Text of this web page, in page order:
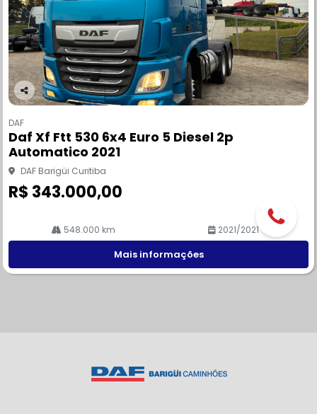
Co
pa
rtil
he
DAF
Daf Xf Ftt 530 6x4 Euro 5 Diesel 2p
Automatico 2021
DAF Barigüi Curitiba
R$ 343.000,00
548.000 km 2021/2021
Mais informações